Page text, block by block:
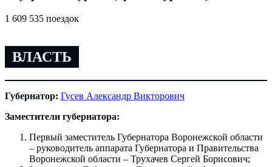
1 609 535 поездок
ВЛАСТЬ
Губернатор: Гусев Александр Викторович
Заместители губернатора:
Первый заместитель Губернатора Воронежской области
– руководитель аппарата Губернатора и Правительства
Воронежской области – Трухачев Сергей Борисович;